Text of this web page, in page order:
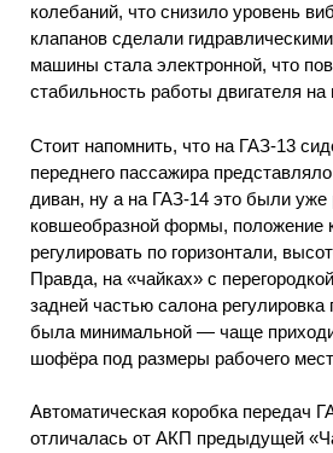
колебаний, что снизило уровень
клапанов сделали
машины стала электронной, что
стабильность работы двигателя
Стоит напомнить, что на ГАЗ-13
переднего пассажира
диван, ну а на ГАЗ-14 это были
ковшеобразной формы, положение
регулировать по горизонтали,
Правда, на «чайках» с
задней частью салона
была минимальной — чаще
шофёра под размеры рабочего
Автоматическая коробка передач
отличалась от АКП предыдущей